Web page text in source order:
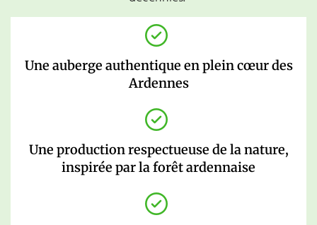
Une auberge authentique en plein cœur des
Ardennes
Une production respectueuse de la nature,
inspirée par la forêt ardennaise